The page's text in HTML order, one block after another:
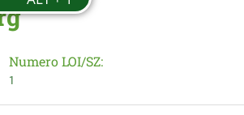
Numero LOI/SZ:
1